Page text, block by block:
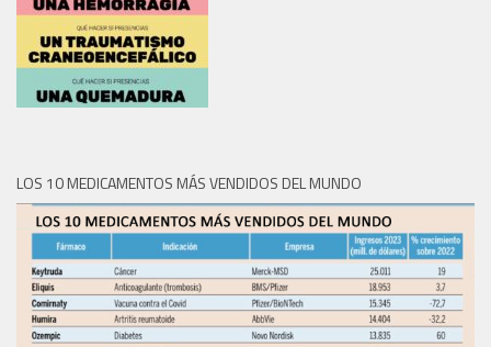
LOS 10 MEDICAMENTOS MÁS VENDIDOS DEL MUNDO